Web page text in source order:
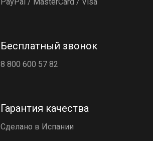
Бесплатный звонок
8 800 600 57 82
Гарантия качества
Сделано в Испании